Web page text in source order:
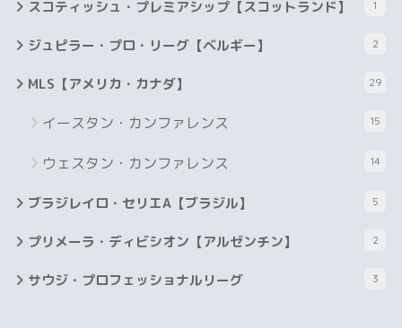
スコティッシュ・プレミアシップ【スコットランド】 1
ジュピラー・プロ・リーグ【ベルギー】 2
MLS【アメリカ・カナダ】 29
イースタン・カンファレンス 15
ウェスタン・カンファレンス 14
ブラジレイロ・セリエA【ブラジル】 5
プリメーラ・ディビシオン【アルゼンチン】 2
サウジ・プロフェッショナルリーグ 3